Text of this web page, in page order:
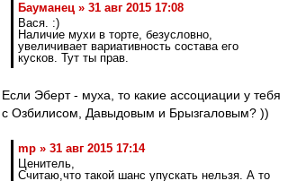
Бауманец » 31 авг 2015 17:08
Вася. :)
Наличие мухи в торте, безусловно,
увеличивает вариативность состава его
кусков. Тут ты прав.
Если Эберт - муха, то какие ассоциации у тебя
с Озбилисом, Давыдовым и Брызгаловым? ))
mp » 31 авг 2015 17:14
Ценитель,
Считаю,что такой шанс упускать нельзя. А то